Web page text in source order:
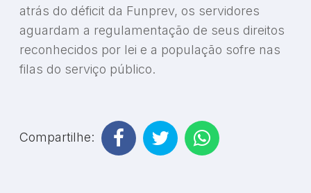
atrás do déficit da Funprev, os servidores
aguardam a regulamentação de seus direitos
reconhecidos por lei e a população sofre nas
filas do serviço público.
Compartilhe: